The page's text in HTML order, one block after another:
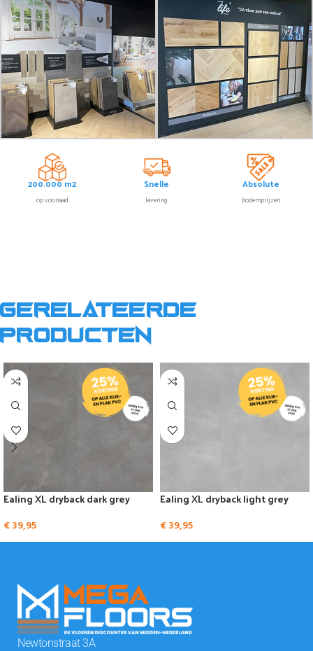
200.000 m2
op voorraad
Snelle
levering
Absolute
bodemprijzen
Gerelateerde
producten
Ealing XL dryback dark grey
€39,95
Ealing XL dryback light grey
€39,95
Newtonstraat 3A